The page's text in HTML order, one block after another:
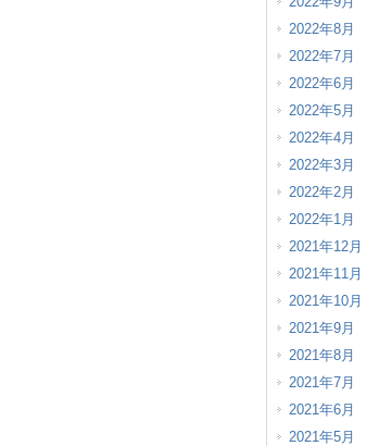
2022年8月
2022年7月
2022年6月
2022年5月
2022年4月
2022年3月
2022年2月
2022年1月
2021年12月
2021年11月
2021年10月
2021年9月
2021年8月
2021年7月
2021年6月
2021年5月